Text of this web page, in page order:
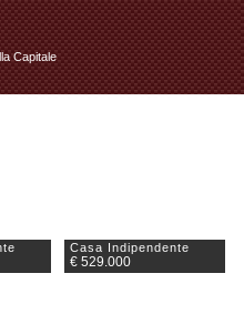
Capitale
Casa Indipendente
€ 529.000